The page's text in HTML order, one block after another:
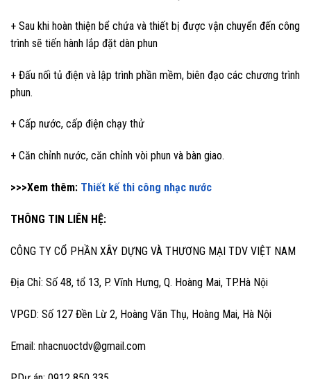
+ Sau khi hoàn thiện bể chứa và thiết bị được vận chuyển đến công
trình sẽ tiến hành lắp đặt dàn phun
+ Đấu nối tủ điện và lập trình phần mềm, biên đạo các chương trình
phun.
+ Cấp nước, cấp điện chạy thử
+ Căn chỉnh nước, căn chỉnh vòi phun và bàn giao.
>>>Xem thêm: Thiết kế thi công nhạc nước
THÔNG TIN LIÊN HỆ:
CÔNG TY CỔ PHẦN XÂY DỰNG VÀ THƯƠNG MẠI TDV VIỆT NAM
Địa Chỉ: Số 48, tổ 13, P. Vĩnh Hưng, Q. Hoàng Mai, TP.Hà Nội
VPGD: Số 127 Đền Lừ 2, Hoàng Văn Thụ, Hoàng Mai, Hà Nội
Email: nhacnuoctdv@gmail.com